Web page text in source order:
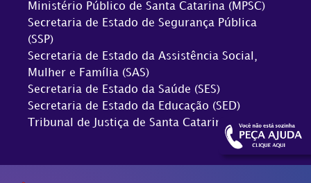
Ministério Público de Santa Catarina (MPSC)
Secretaria de Estado de Segurança Pública
(SSP)
Secretaria de Estado da Assistência Social,
Mulher e Família (SAS)
Secretaria de Estado da Saúde (SES)
Secretaria de Estado da Educação (SED)
Tribunal de Justiça de Santa Catarina (TJSC)